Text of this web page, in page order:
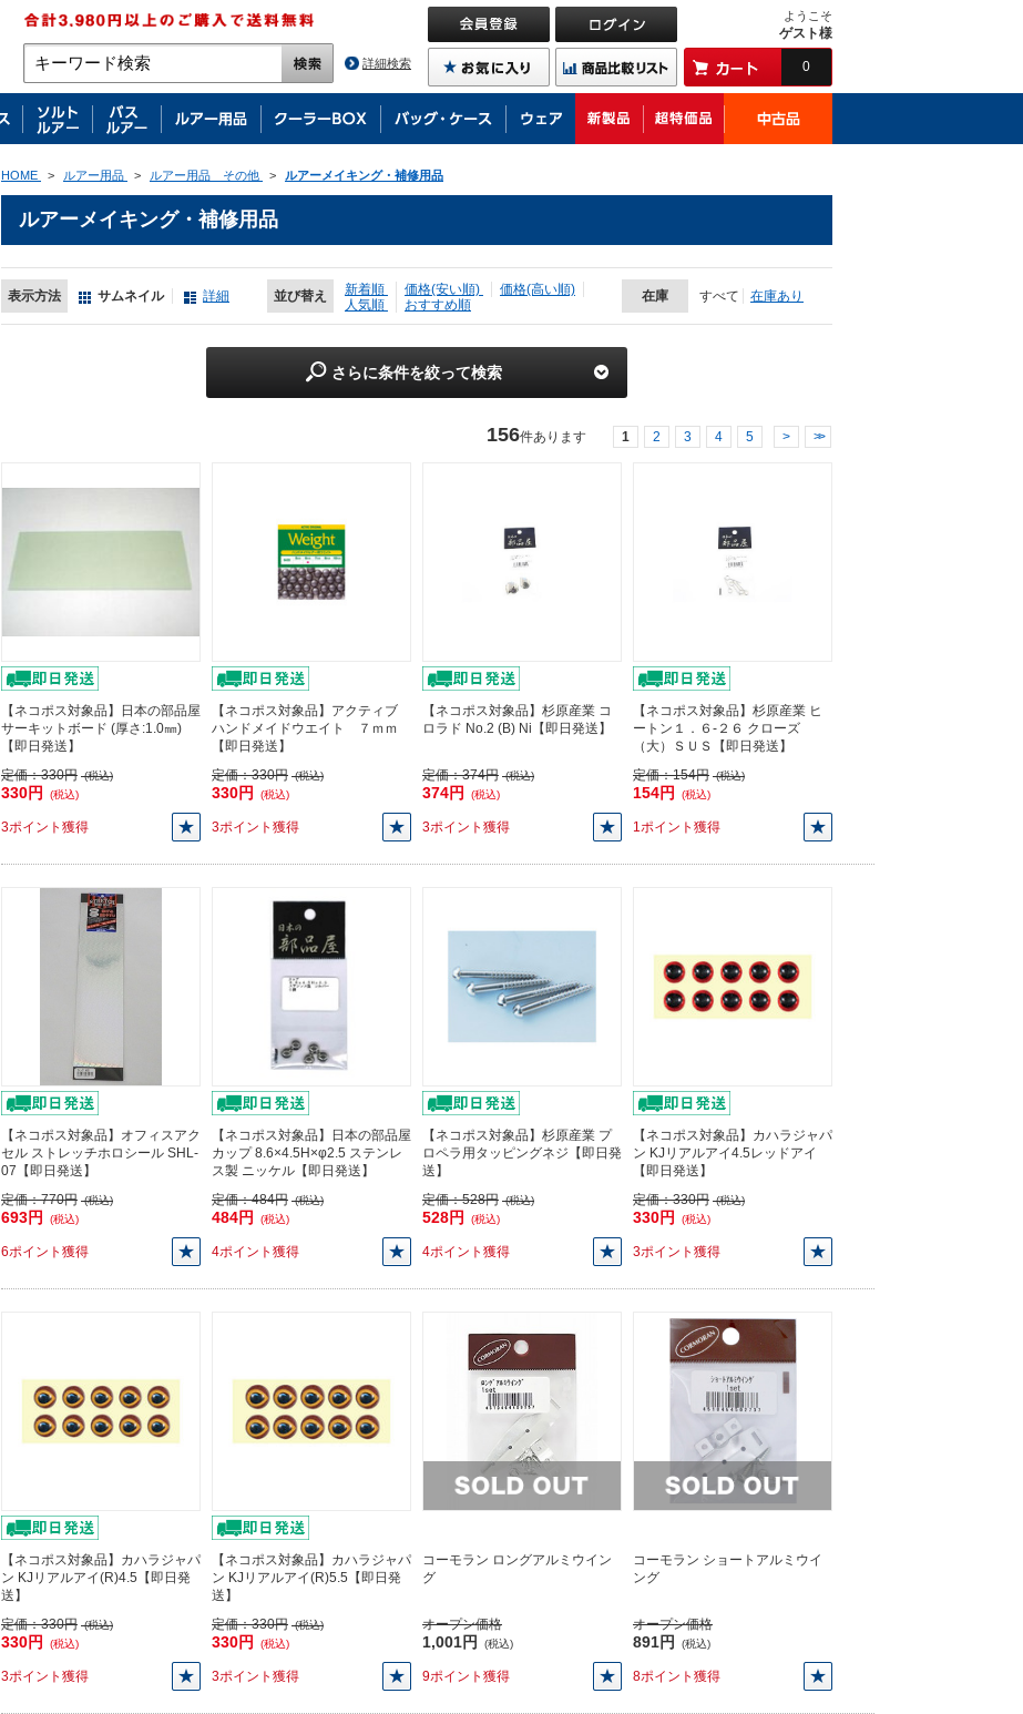
詳細検索
ようこそ
ゲスト様
0
HOME > ルアー用品 > ルアー用品 その他 > ルアーメイキング・補修用品
ルアーメイキング・補修用品
表示方法 サムネイル 詳細 並び替え 新着順 価格(安い順)
価格(高い順)
人気順
おすすめ順
在庫 すべて 在庫あり
さらに条件を絞って検索
156件あります 1 2 3 4 5 > >>
【ネコポス対象品】日本の部品屋
サーキットボード (厚さ:1.0㎜)
【即日発送】
定価：330円 (税込)
330円 (税込)
3ポイント獲得
【ネコポス対象品】アクティブ
ハンドメイドウエイト ７ｍｍ
【即日発送】
定価：330円 (税込)
330円 (税込)
3ポイント獲得
【ネコポス対象品】杉原産業 コ
ロラド No.2 (B) Ni【即日発送】
定価：374円 (税込)
374円 (税込)
3ポイント獲得
【ネコポス対象品】杉原産業 ヒ
ートン１．６-２６ クローズ
（大）ＳＵＳ【即日発送】
定価：154円 (税込)
154円 (税込)
1ポイント獲得
【ネコポス対象品】オフィスアク
セル ストレッチホロシール SHL-
07【即日発送】
定価：770円 (税込)
693円 (税込)
6ポイント獲得
【ネコポス対象品】日本の部品屋
カップ 8.6×4.5H×φ2.5 ステンレ
ス製 ニッケル【即日発送】
定価：484円 (税込)
484円 (税込)
4ポイント獲得
【ネコポス対象品】杉原産業 プ
ロペラ用タッピングネジ【即日発
送】
定価：528円 (税込)
528円 (税込)
4ポイント獲得
【ネコポス対象品】カハラジャパ
ン KJリアルアイ4.5レッドアイ
【即日発送】
定価：330円 (税込)
330円 (税込)
3ポイント獲得
【ネコポス対象品】カハラジャパ
ン KJリアルアイ(R)4.5【即日発
送】
定価：330円 (税込)
330円 (税込)
3ポイント獲得
【ネコポス対象品】カハラジャパ
ン KJリアルアイ(R)5.5【即日発
送】
定価：330円 (税込)
330円 (税込)
3ポイント獲得
コーモラン ロングアルミウイン
グ
オープン価格
1,001円 (税込)
9ポイント獲得
コーモラン ショートアルミウイ
ング
オープン価格
891円 (税込)
8ポイント獲得